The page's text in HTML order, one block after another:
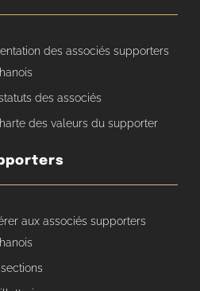
des associés supporters
des associés
des valeurs du supporter
aux associés supporters